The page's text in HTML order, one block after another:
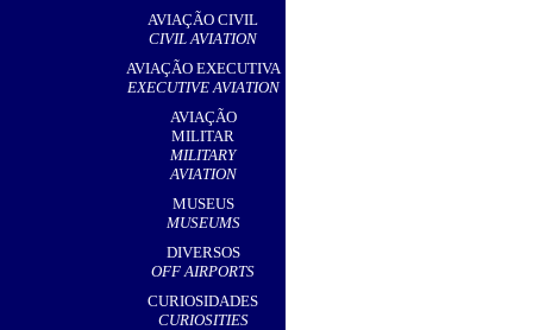
AVIAÇÃO CIVIL
CIVIL AVIATION
AVIAÇÃO EXECUTIVA
EXECUTIVE AVIATION
AVIAÇÃO
MILITAR
MILITARY
AVIATION
MUSEUS
MUSEUMS
DIVERSOS
OFF AIRPORTS
CURIOSIDADES
CURIOSITIES